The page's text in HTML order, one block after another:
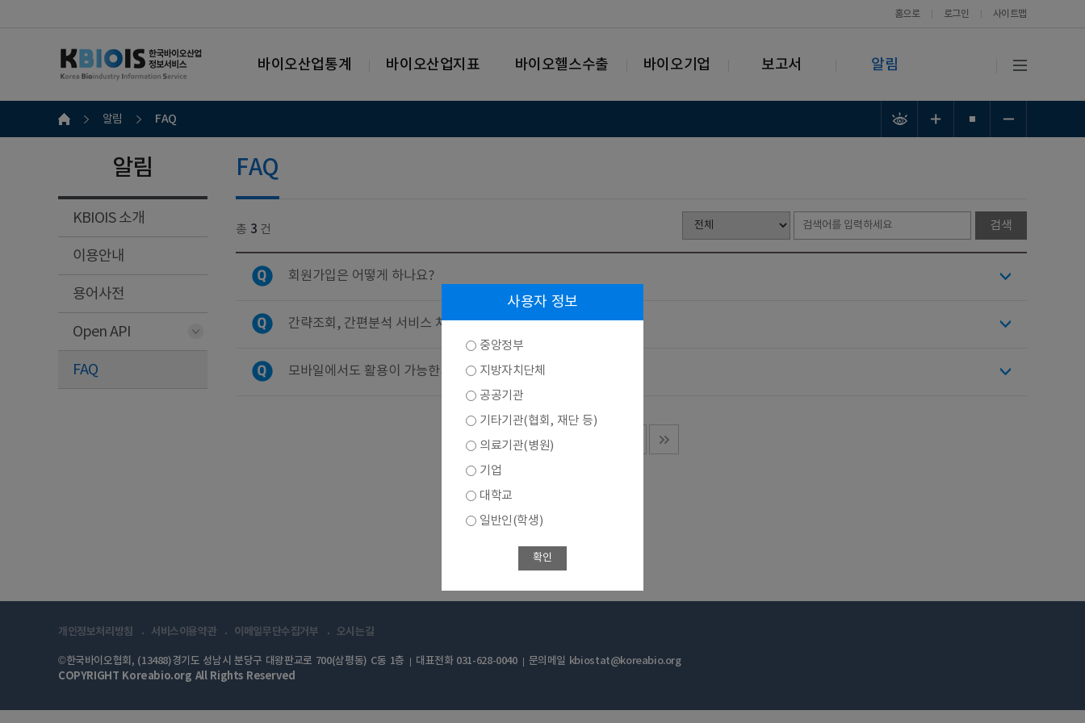
홈으로 로그인 사이트맵
바이오산업통계 바이오산업지표 바이오헬스수출 바이오기업 보고서 알림
알림 FAQ
알림
KBIOIS 소개
이용안내
용어사전
Open API
FAQ
FAQ
총 3 건
회원가입은 어떻게 하나요?
간략조회, 간편분석 서비스 차이는 무엇인가요?
모바일에서도 활용이 가능한가요?
사용자 정보
중앙정부
지방자치단체
공공기관
기타기관(협회, 재단 등)
의료기관(병원)
기업
대학교
일반인(학생)
확인
개인정보처리방침 서비스이용약관 이메일무단수집거부 오시는길
©한국바이오협회, (13488)경기도 성남시 분당구 대왕판교로 700(삼평동) C동 1층 대표전화 031-628-0040
문의메일 kbiostat@koreabio.org
COPYRIGHT Koreabio.org All Rights Reserved